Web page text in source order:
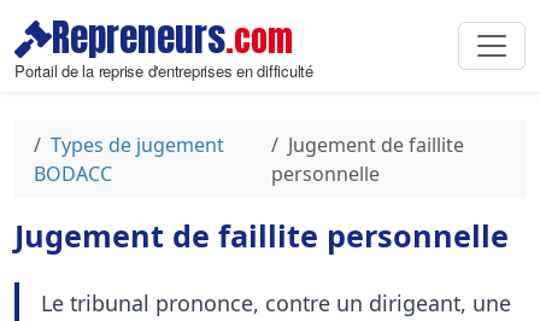
Repreneurs.com
Portail de la reprise d'entreprises en difficulté
Types de jugement
BODACC
Jugement de faillite
personnelle
Jugement de faillite personnelle
Le tribunal prononce, contre un dirigeant, une